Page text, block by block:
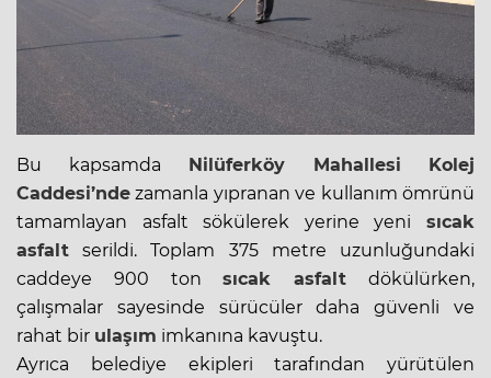
Bu kapsamda Nilüferköy Mahallesi
Kolej
Caddesi’nde zamanla yıpranan ve kullanım ömrünü
tamamlayan asfalt sökülerek yerine yeni sıcak
asfalt serildi. Toplam 375 metre uzunluğundaki
caddeye 900 tonsıcak asfalt dökülürken,
çalışmalar sayesinde sürücüler daha güvenli ve
rahat bir ulaşım imkanına kavuştu.
Ayrıca belediye ekipleri tarafından yürütülen